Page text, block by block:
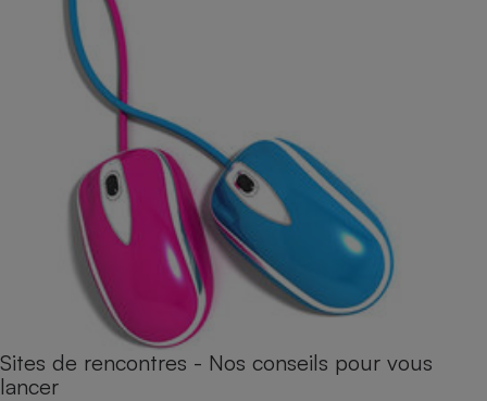
Sites de rencontres - Nos conseils pour vous
lancer